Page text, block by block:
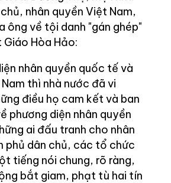
nhân quyền Việt Nam,
ông về tội danh "gán ghép"
Hòa Hảo:
nhân quyền quốc tế và
thì nhà nước đã vi
điều họ cam kết và ban
phương diện nhân quyền
ai đấu tranh cho nhân
phủ dân chủ, các tổ chức
tiếng nói chung, rõ ràng,
bắt giam, phạt tù hai tín